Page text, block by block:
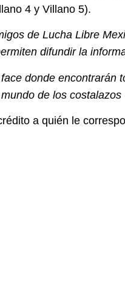
4 y Villano 5).
de Lucha Libre
difundir la
donde encontrarán
de los costalazos
a quién le